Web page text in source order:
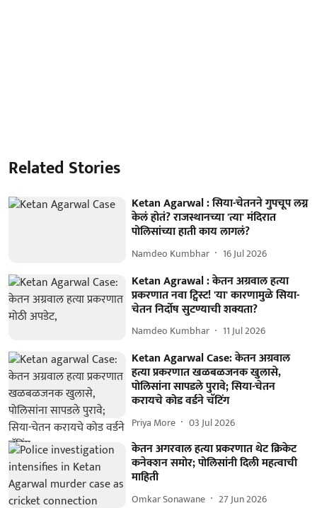
Related Stories
Ketan Agarwal : सिया-चेतनने गुपचूप लग्न
केलं होतं? राजस्थानच्या 'त्या' मंदिरात
पोलिसांच्या हाती काय लागलं?
Namdeo Kumbhar 16 Jul 2026
Ketan Agrawal : केतन अग्रवाल हत्या
प्रकरणात नवा ट्विस्ट! 'या' कारणामुळे सिया-
चेतन निर्दोष सुटण्याची शक्यता?
Namdeo Kumbhar 11 Jul 2026
Ketan Agarwal Case: केतन अग्रवाल
हत्या प्रकरणात खळबळजनक खुलासे,
पोलिसांना सापडले पुरावे; सिया-चेतन
करायचे कोड वर्डने चॅटिंग
Priya More 03 Jul 2026
केतन अगरवाल हत्या प्रकरणात थेट क्रिकेट
कनेक्शन समोर; पोलिसांनी दिली महत्वाची
माहिती
Omkar Sonawane 27 Jun 2026